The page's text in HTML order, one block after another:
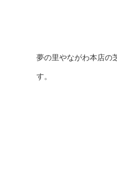
夢の里やながわ本店の
す。